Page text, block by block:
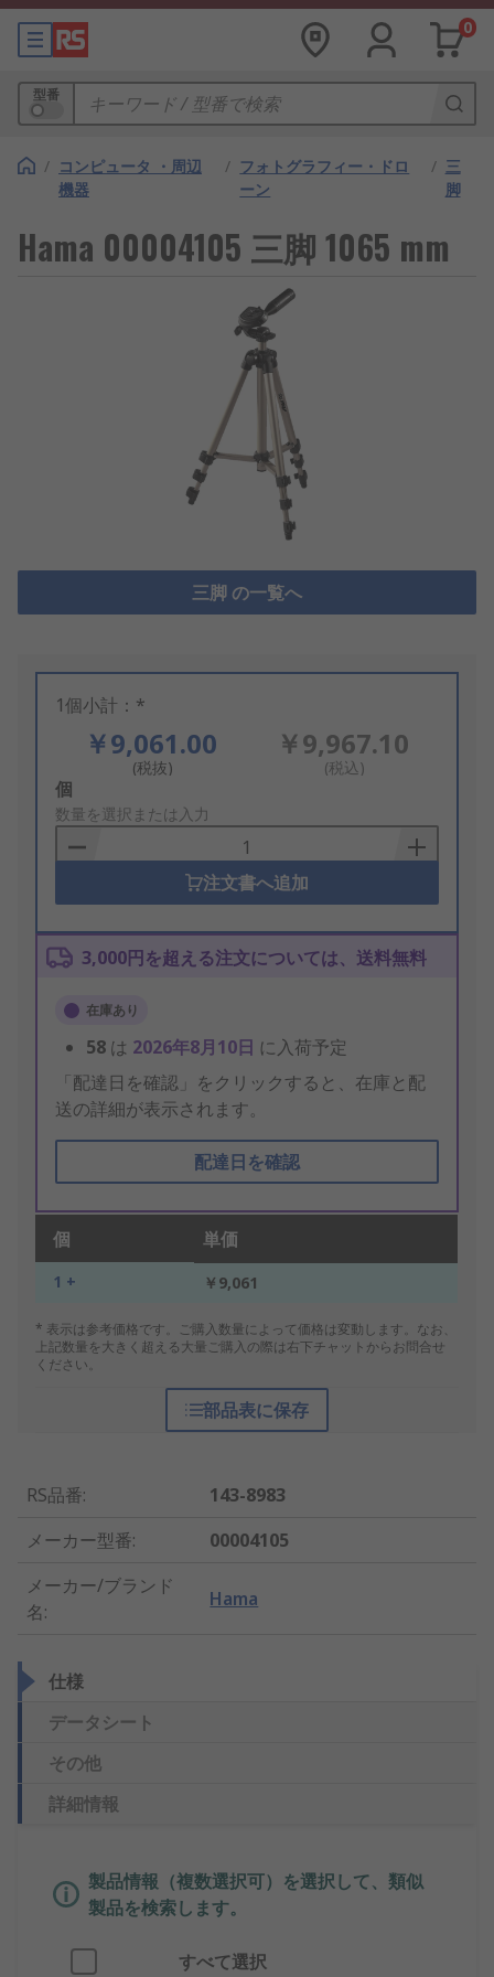
0
型番
/ コンピュータ ・周辺
機器
/ フォトグラフィー・ドロ
ーン
/ 三
脚
Hama 00004105 三脚 1065 mm
三脚 の一覧へ
1個小計：*
￥9,061.00
(税抜)
￥9,967.10
(税込)
Add
to
Basket
個
数量を選択または入力
注文書へ追加
3,000円を超える注文については、送料無料
在庫あり
58 は 2026年8月10日 に入荷予定
「配達日を確認」をクリックすると、在庫と配
送の詳細が表示されます。
配達日を確認
個 単価
1 + ￥9,061
* 表示は参考価格です。ご購入数量によって価格は変動します。なお、
上記数量を大きく超える大量ご購入の際は右下チャットからお問合せ
ください。
部品表に保存
RS品番:
143-8983
メーカー型番:
00004105
メーカー/ブランド
名:
Hama
仕様
データシート
その他
詳細情報
製品情報（複数選択可）を選択して、類似
製品を検索します。
すべて選択